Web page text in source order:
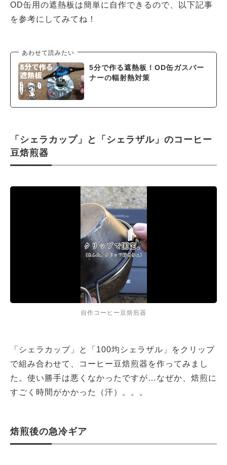
OD缶用の遮熱板は簡単に自作できるので、以下記事
を参考にしてみてね！
あわせて読みたい
5分で作る遮熱板！OD缶ガスバー
ナーの輻射熱対策
「シェラカップ」と「シェラザル」のコーヒー
豆焙煎器
自作コーヒー豆焙煎器
「シェラカップ」と「100均シェラザル」をクリップ
で組み合わせて、コーヒー豆焙煎器を作ってみまし
た。使い勝手は悪くなかったですが…なぜか、焙煎に
すごく時間がかかった（汗）。。。
焙煎後の急冷ギア